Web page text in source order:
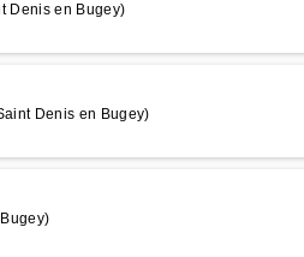
Denis en Bugey)
Denis en Bugey)